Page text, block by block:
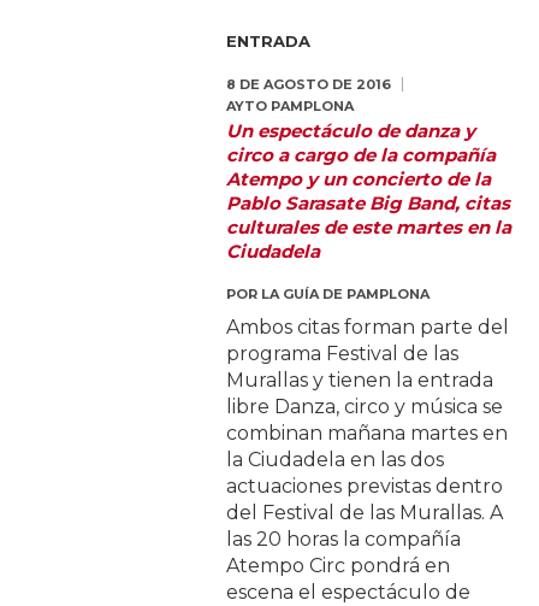
ENTRADA
8 DE AGOSTO DE 2016
AYTO PAMPLONA
Un espectáculo de danza y
circo a cargo de la compañía
Atempo y un concierto de la
Pablo Sarasate Big Band, citas
culturales de este martes en la
Ciudadela
POR LA GUÍA DE PAMPLONA
Ambos citas forman parte del
programa Festival de las
Murallas y tienen la entrada
libre Danza, circo y música se
combinan mañana martes en
la Ciudadela en las dos
actuaciones previstas dentro
del Festival de las Murallas. A
las 20 horas la compañía
Atempo Circ pondrá en
escena el espectáculo de